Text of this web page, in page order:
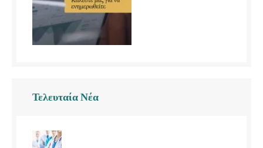
Τελευταία Νέα